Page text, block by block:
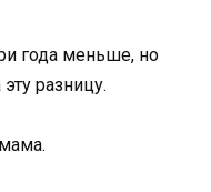
года меньше, но
разницу.